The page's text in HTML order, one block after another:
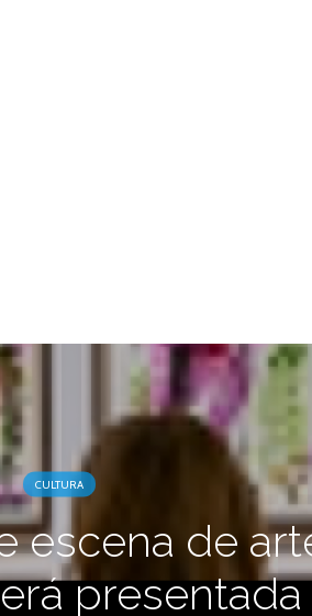
CULTURA
escena de
presentada